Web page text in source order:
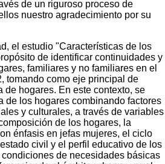
de un riguroso proceso de
nuestro agradecimiento por su
el estudio "Características de los
de identificar continuidades y
familiares y no familiares en el
tomando como eje principal de
de hogares. En este contexto, se
de los hogares combinando factores
y culturales, a través de variables
de los hogares, la
énfasis en jefas mujeres, el ciclo
civil y el perfil educativo de los
de necesidades básicas